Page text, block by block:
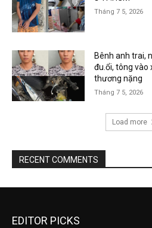
Tháng 7 5, 2026
Bênh anh trai,
đu.ổi, tông vào
thương nặng
Tháng 7 5, 2026
Load more
RECENT COMMENTS
EDITOR PICKS